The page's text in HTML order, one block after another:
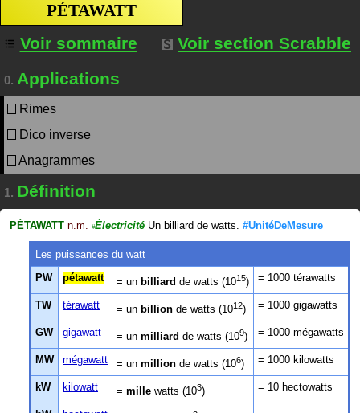
PÉTAWATT
Voir sommaire
Voir section Scrabble
0. Applications
Rimes
Dico inverse
Anagrammes
1. Définition
PÉTAWATT n.m. #Électricité Un billiard de watts. #UnitéDeMesure
Les puissances du watt
PW
pétawatt = un billiard de watts (1015) = 1000 térawatts
TW térawatt = un billion de watts (1012) = 1000 gigawatts
GW gigawatt = un milliard de watts (109) = 1000 mégawatts
MW mégawatt = un million de watts (106) = 1000 kilowatts
kW kilowatt = mille watts (103) = 10 hectowatts